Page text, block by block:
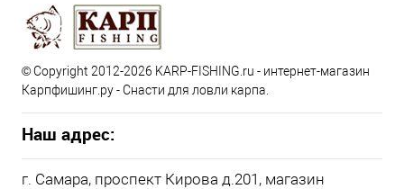
© Copyright 2012-2026 KARP-FISHING.ru - интернет-магазин
Карпфишинг.ру - Снасти для ловли карпа.
Наш адрес:
г. Самара, проспект Кирова д.201, магазин